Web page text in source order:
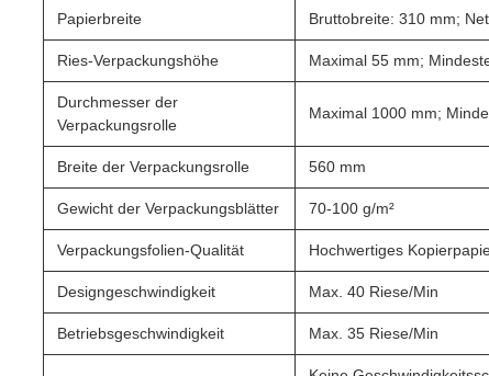
Papierbreite Bruttobreite: 310 mm;
Ries-Verpackungshöhe Maximal 55 mm;
Durchmesser der
Verpackungsrolle
Maximal 1000 mm;
Breite der Verpackungsrolle 560 mm
Gewicht der Verpackungsblätter 70-100 g/m²
Verpackungsfolien-Qualität Hochwertiges
Designgeschwindigkeit Max. 40 Riese/Min
Betriebsgeschwindigkeit Max. 35 Riese/Min